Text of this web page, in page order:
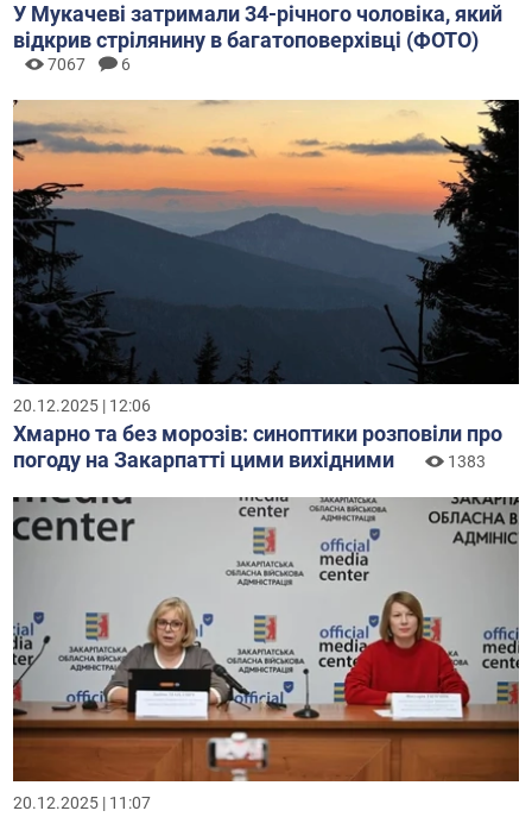
У Мукачеві затримали 34-річного чоловіка, який
відкрив стрілянину в багатоповерхівці (ФОТО)
7067 6
20.12.2025 | 12:06
Хмарно та без морозів: синоптики розповіли про
погоду на Закарпатті цими вихідними
1383
20.12.2025 | 11:07